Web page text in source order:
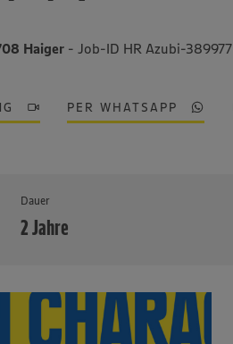
EDEKA-
Regionalgesellschaften
Haiger - Job-ID HR Azubi-389977
PER WHATSAPP
Dauer
2 Jahre